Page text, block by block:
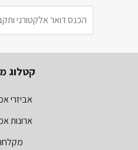
קטלוג
אביזרי
ארונות